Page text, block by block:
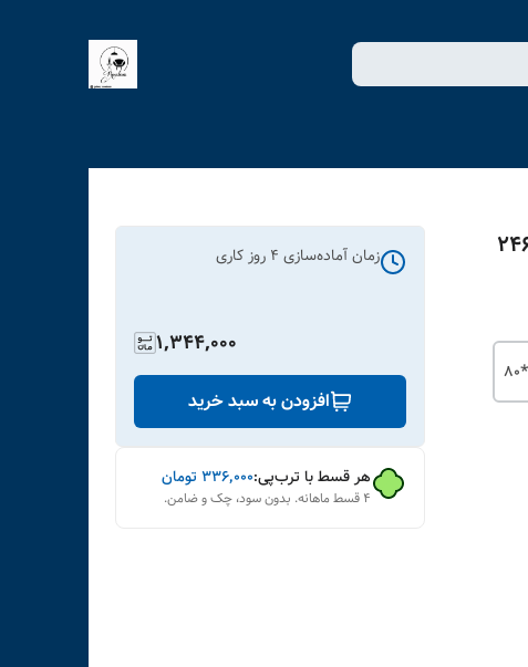
زمان آماده‌سازی 4 روز کاری
1,344,000
افزودن به سبد خرید
هر قسط با ترب‌پی:۳۳۶٬۰۰۰ تومان
۴ قسط ماهانه. بدون سود، چک و ضامن.